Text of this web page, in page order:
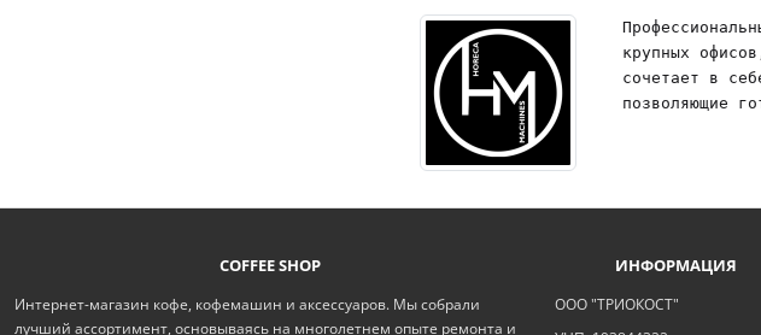
крупных
сочетает в
позволяющие
COFFEE SHOP
Интернет-магазин кофе, кофемашин и аксессуаров. Мы собрали
лучший ассортимент, основываясь на многолетнем опыте ремонта и
ИНФОРМАЦИЯ
ООО "ТРИОКОСТ"